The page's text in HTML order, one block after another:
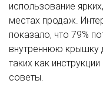
использование
местах продаж.
показало, что 79%
внутреннюю крышку
таких как
советы.